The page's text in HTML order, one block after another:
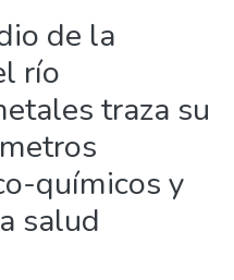
de la
río
traza su
químicos y
salud